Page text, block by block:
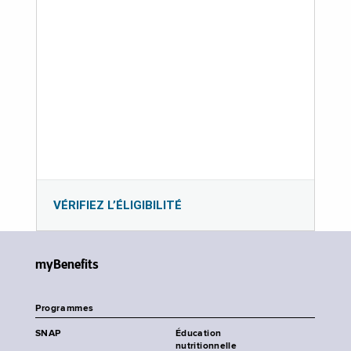
VÉRIFIEZ L’ÉLIGIBILITÉ
myBenefits
Programmes
SNAP
Éducation
nutritionnelle